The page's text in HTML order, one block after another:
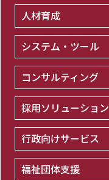
人材育成
システム・ツール
コンサルティング
採用ソリューション
行政向けサービス
福祉団体支援